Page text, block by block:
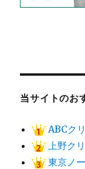
当サイトのお
ABCク
上野ク
東京ノ